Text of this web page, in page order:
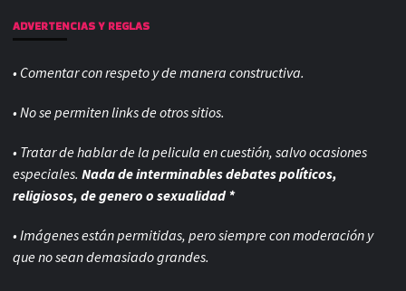
ADVERTENCIAS Y REGLAS
• Comentar con respeto y de manera constructiva.
• No se permiten links de otros sitios.
• Tratar de hablar de la pelicula en cuestión, salvo ocasiones
especiales. Nada de interminables debates políticos,
religiosos, de genero o sexualidad *
• Imágenes están permitidas, pero siempre conmoderación y
que no sean demasiado grandes.